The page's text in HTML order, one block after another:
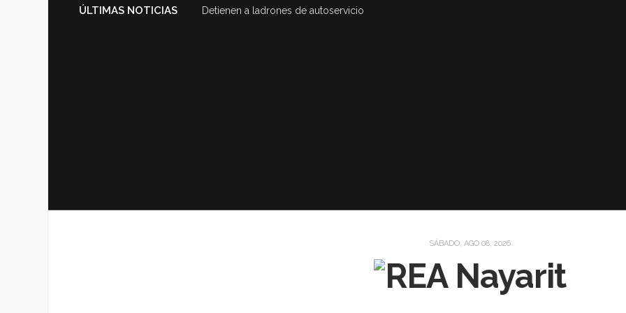
ÚLTIMAS NOTICIAS Detienen a ladrones de autoservicio
SÁBADO, AGO 08, 2026